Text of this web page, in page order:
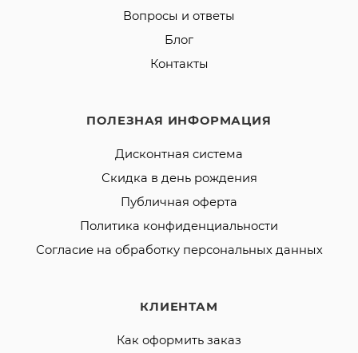
Вопросы и ответы
Блог
Контакты
ПОЛЕЗНАЯ ИНФОРМАЦИЯ
Дисконтная система
Скидка в день рождения
Публичная оферта
Политика конфиденциальности
Согласие на обработку персональных данных
КЛИЕНТАМ
Как оформить заказ